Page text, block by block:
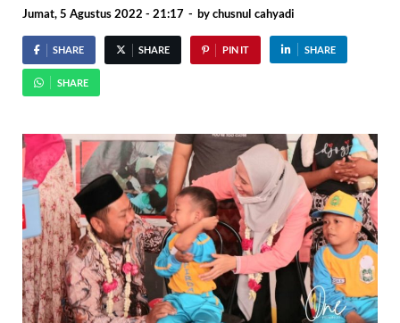
Jumat, 5 Agustus 2022 - 21:17 - bychusnul cahyadi
SHARE SHARE PIN IT SHARE
SHARE